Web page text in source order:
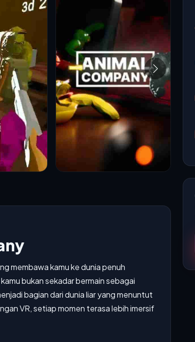
membawa kamu ke dunia penuh
bukan sekadar bermain sebagai
bagian dari dunia liar yang menuntut
VR, setiap momen terasa lebih imersif